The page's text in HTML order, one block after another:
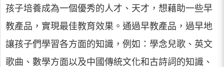
孩子培養成為一個優秀的人才、天才，想藉助一些早
教產品，實現最佳教育效果。通過早教產品，過早地
讓孩子們學習各方面的知識，例如：學念兒歌、英文
歌曲、數學方面以及中國傳統文化和古詩詞的知識、